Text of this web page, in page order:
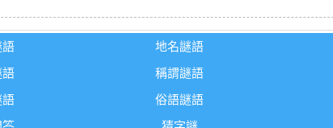
語 地名謎語
語
稱謂謎語
語
俗語謎語